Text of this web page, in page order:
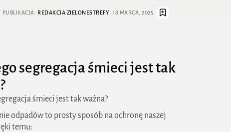
PUBLIKACJA: REDAKCJA ZIELONESTREFY 18 MARCA, 2025
segregacja śmieci jest tak
śmieci jest tak ważna?
odpadów to prosty sposób na ochronę naszej
temu: